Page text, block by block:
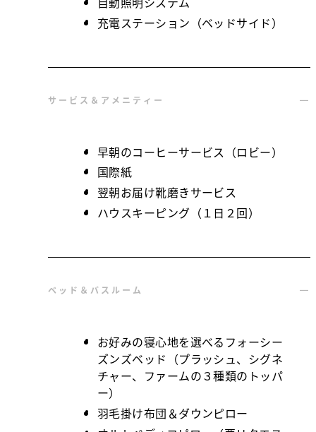
充電ステーション（ベッドサイド）
サービス＆アメニティー
早朝のコーヒーサービス（ロビー）
国際紙
翌朝お届け靴磨きサービス
ハウスキーピング（１日２回）
ベッド＆バスルーム
お好みの寝心地を選べるフォーシー
ズンズベッド（プラッシュ、シグネ
チャー、ファームの３種類のトッパ
ー）
羽毛掛け布団＆ダウンピロー